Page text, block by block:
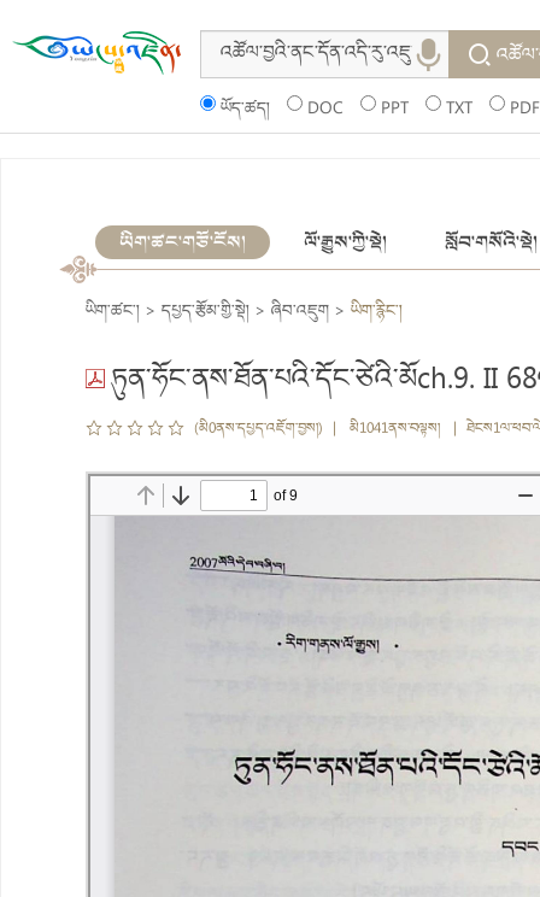
ཡོད་ཚད། DOC PPT TXT PDF
ཡིག་ཚང་གཙོ་ངོས། ལོ་རྒྱུས་ཀྱི་སྡེ། སློབ་གསོའི་སྡེ།
ཡིག་ཚང་། > དཔྱད་རྩོམ་གྱི་སྡེ། > ཞིབ་འཇུག > ཡིག་རྙིང་།
ཏུན་ཧོང་ནས་ཐོན་པའི་དོང་ཙེའི་མོch.9. II
(མི0ནས་དཔྱད་འཇོག་བྱས།) | མི1041ནས་བལྟས། |